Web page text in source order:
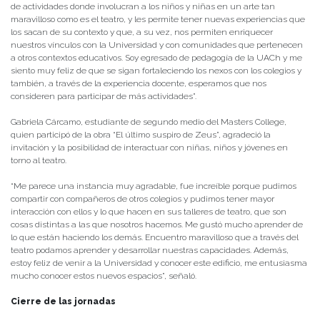
de actividades donde involucran a los niños y niñas en un arte tan
maravilloso como es el teatro, y les permite tener nuevas experiencias que
los sacan de su contexto y que, a su vez, nos permiten enriquecer
nuestros vínculos con la Universidad y con comunidades que pertenecen
a otros contextos educativos. Soy egresado de pedagogía de la UACh y me
siento muy feliz de que se sigan fortaleciendo los nexos con los colegios y
también, a través de la experiencia docente, esperamos que nos
consideren para participar de más actividades”.
Gabriela Cárcamo, estudiante de segundo medio del Masters College,
quien participó de la obra “El último suspiro de Zeus”, agradeció la
invitación y la posibilidad de interactuar con niñas, niños y jóvenes en
torno al teatro.
“Me parece una instancia muy agradable, fue increíble porque pudimos
compartir con compañeros de otros colegios y pudimos tener mayor
interacción con ellos y lo que hacen en sus talleres de teatro, que son
cosas distintas a las que nosotros hacemos. Me gustó mucho aprender de
lo que están haciendo los demás. Encuentro maravilloso que a través del
teatro podamos aprender y desarrollar nuestras capacidades. Además,
estoy feliz de venir a la Universidad y conocer este edificio, me entusiasma
mucho conocer estos nuevos espacios”, señaló.
Cierre de las jornadas